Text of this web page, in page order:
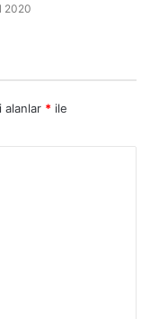
2020
alanlar * ile